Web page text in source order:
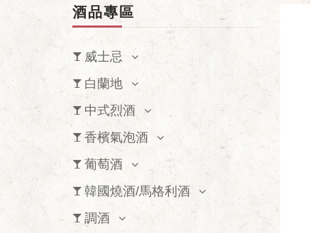
酒品專區
威士忌
白蘭地
中式烈酒
香檳氣泡酒
葡萄酒
韓國燒酒/馬格利酒
調酒